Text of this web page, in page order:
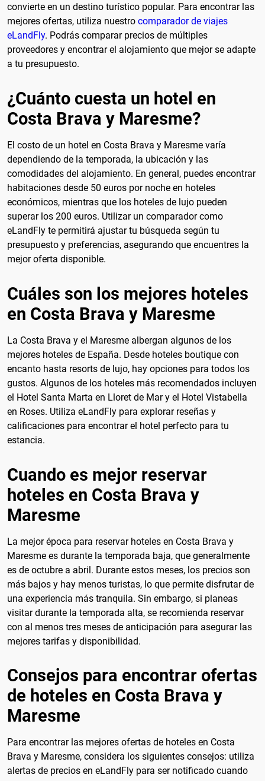
convierte en un destino turístico popular. Para encontrar las
mejores ofertas, utiliza nuestro comparador de viajes
eLandFly. Podrás comparar precios de múltiples
proveedores y encontrar el alojamiento que mejor se adapte
a tu presupuesto.
¿Cuánto cuesta un hotel en
Costa Brava y Maresme?
El costo de un hotel en Costa Brava y Maresme varía
dependiendo de la temporada, la ubicación y las
comodidades del alojamiento. En general, puedes encontrar
habitaciones desde 50 euros por noche en hoteles
económicos, mientras que los hoteles de lujo pueden
superar los 200 euros. Utilizar un comparador como
eLandFly te permitirá ajustar tu búsqueda según tu
presupuesto y preferencias, asegurando que encuentres la
mejor oferta disponible.
Cuáles son los mejores hoteles
en Costa Brava y Maresme
La Costa Brava y el Maresme albergan algunos de los
mejores hoteles de España. Desde hoteles boutique con
encanto hasta resorts de lujo, hay opciones para todos los
gustos. Algunos de los hoteles más recomendados incluyen
el Hotel Santa Marta en Lloret de Mar y el Hotel Vistabella
en Roses. Utiliza eLandFly para explorar reseñas y
calificaciones para encontrar el hotel perfecto para tu
estancia.
Cuando es mejor reservar
hoteles en Costa Brava y
Maresme
La mejor época para reservar hoteles en Costa Brava y
Maresme es durante la temporada baja, que generalmente
es de octubre a abril. Durante estos meses, los precios son
más bajos y hay menos turistas, lo que permite disfrutar de
una experiencia más tranquila. Sin embargo, si planeas
visitar durante la temporada alta, se recomienda reservar
con al menos tres meses de anticipación para asegurar las
mejores tarifas y disponibilidad.
Consejos para encontrar ofertas
de hoteles en Costa Brava y
Maresme
Para encontrar las mejores ofertas de hoteles en Costa
Brava y Maresme, considera los siguientes consejos: utiliza
alertas de precios en eLandFly para ser notificado cuando